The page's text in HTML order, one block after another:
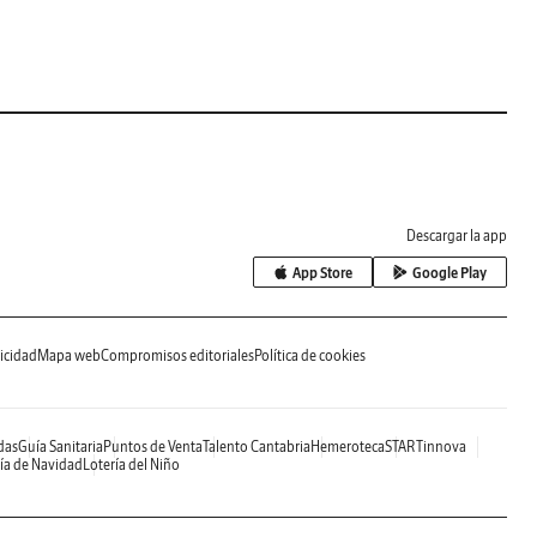
Descargar la app
App Store Google Play
Mapa webCompromisos editorialesPolítica de cookies
Guía Sanitaria Puntos de VentaTalento Cantabria HemerotecaSTARTinnova
de Navidad Lotería del Niño